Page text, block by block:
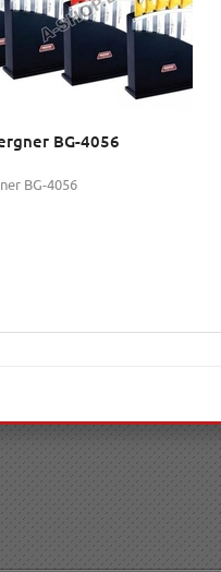
BG-4056
BG-4056